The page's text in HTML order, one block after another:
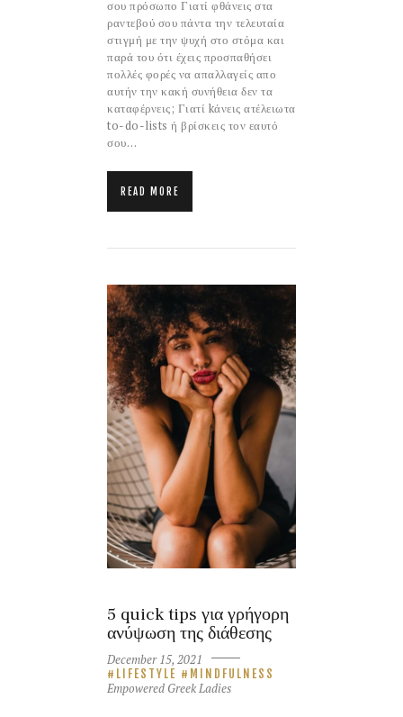
σου πρόσωπο Γιατί φθάνεις στα
ραντεβού σου πάντα την τελευταία
στιγμή με την ψυχή στο στόμα και
παρά του ότι έχεις προσπαθήσει
πολλές φορές να απαλλαγείς απο
αυτήν την κακή συνήθεια δεν τα
καταφέρνεις; Γιατί kάνεις ατέλειωτα
to-do-lists ή βρίσκεις τον εαυτό
σου…
READ MORE
5 quick tips για γρήγορη
ανύψωση της διάθεσης
December 15, 2021
LIFESTYLE MINDFULNESS
Empowered Greek Ladies